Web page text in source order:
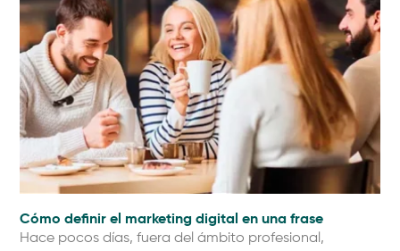
Cómo definir el marketing digital en una frase
Hace pocos días, fuera del ámbito profesional,